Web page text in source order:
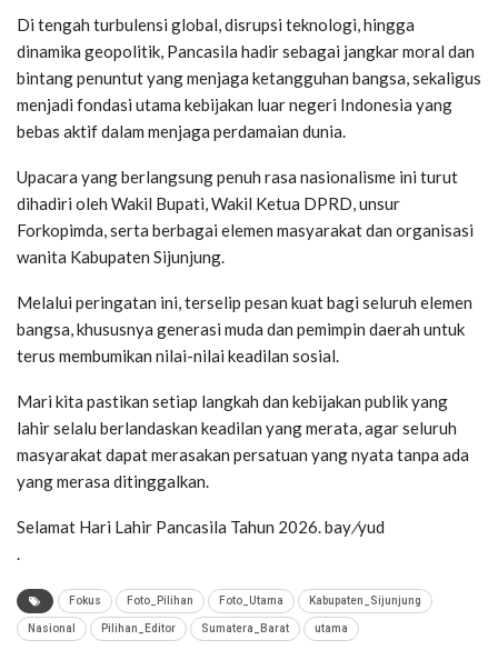
Di tengah turbulensi global, disrupsi teknologi, hingga
dinamika geopolitik, Pancasila hadir sebagai jangkar moral dan
bintang penuntut yang menjaga ketangguhan bangsa, sekaligus
menjadi fondasi utama kebijakan luar negeri Indonesia yang
bebas aktif dalam menjaga perdamaian dunia.
Upacara yang berlangsung penuh rasa nasionalisme ini turut
dihadiri oleh Wakil Bupati, Wakil Ketua DPRD, unsur
Forkopimda, serta berbagai elemen masyarakat dan organisasi
wanita Kabupaten Sijunjung.
Melalui peringatan ini, terselip pesan kuat bagi seluruh elemen
bangsa, khususnya generasi muda dan pemimpin daerah untuk
terus membumikan nilai-nilai keadilan sosial.
Mari kita pastikan setiap langkah dan kebijakan publik yang
lahir selalu berlandaskan keadilan yang merata, agar seluruh
masyarakat dapat merasakan persatuan yang nyata tanpa ada
yang merasa ditinggalkan.
Selamat Hari Lahir Pancasila Tahun 2026. bay/yud
.
Fokus Foto_Pilihan Foto_Utama Kabupaten_Sijunjung
Nasional Pilihan_Editor Sumatera_Barat utama